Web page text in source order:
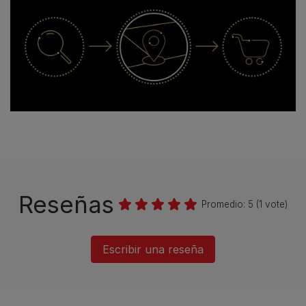
Reseñas Promedio: 5 (1 vote)
Escribir una reseña